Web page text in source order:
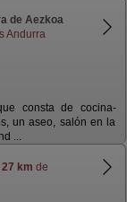
de Aezkoa
Andurra
consta de cocina-
un aseo, salón en la
...
27 km de